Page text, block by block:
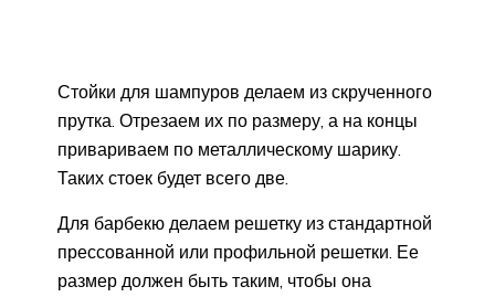
Стойки для шампуров делаем из скрученного
прутка. Отрезаем их по размеру, а на концы
привариваем по металлическому шарику.
Таких стоек будет всего две.
Для барбекю делаем решетку из стандартной
прессованной или профильной решетки. Ее
размер должен быть таким, чтобы она